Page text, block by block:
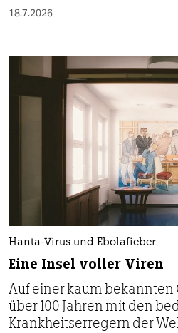
18.7.2026
Hanta-Virus und Ebolafieber
Eine Insel voller Viren
Auf einer kaum bekannten
über 100 Jahren mit den
Krankheitserregern der